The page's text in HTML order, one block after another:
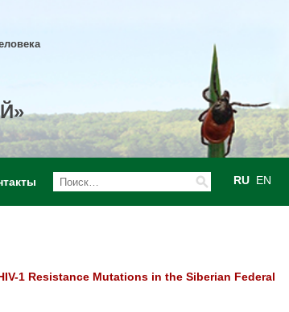
RU EN
1 Resistance Mutations in the Siberian Federal